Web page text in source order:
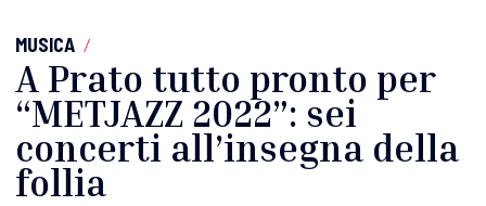
MUSICA /
A Prato tutto pronto per
“METJAZZ 2022”: sei
concerti all’insegna della
follia